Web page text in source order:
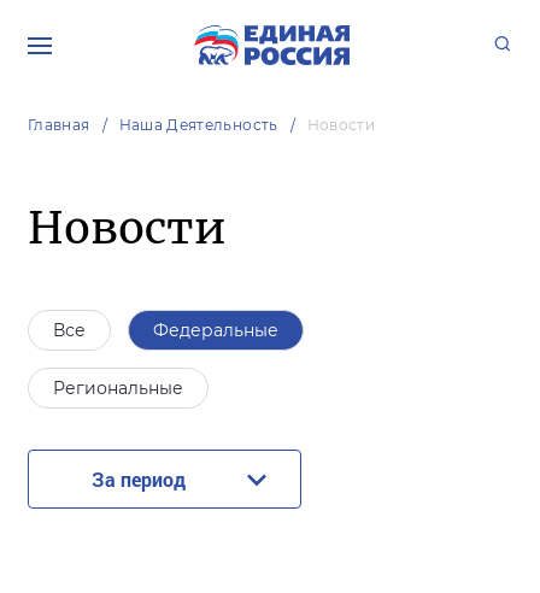
Главная Наша Деятельность Новости
Новости
Все Федеральные
Региональные
За период